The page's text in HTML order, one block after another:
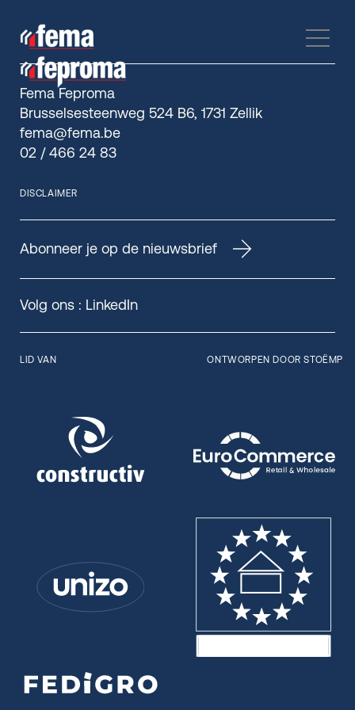
Fema Feproma
Brusselsesteenweg 524 B6, 1731 Zellik
fema@fema.be
02 / 466 24 83
DISCLAIMER
Abonneer je op de nieuwsbrief
Volg ons : LinkedIn
LID VAN ONTWORPEN DOOR STOËMP